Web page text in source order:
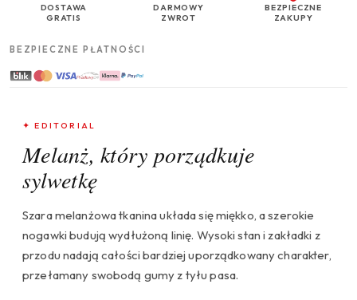
DOSTAWA
GRATIS
DARMOWY
ZWROT
BEZPIECZNE
ZAKUPY
BEZPIECZNE PŁATNOŚCI
✦ EDITORIAL
Melanż, który porządkuje
sylwetkę
Szara melanżowa tkanina układa się miękko, a szerokie
nogawki budują wydłużoną linię. Wysoki stan i zakładki z
przodu nadają całości bardziej uporządkowany charakter,
przełamany swobodą gumy z tyłu pasa.